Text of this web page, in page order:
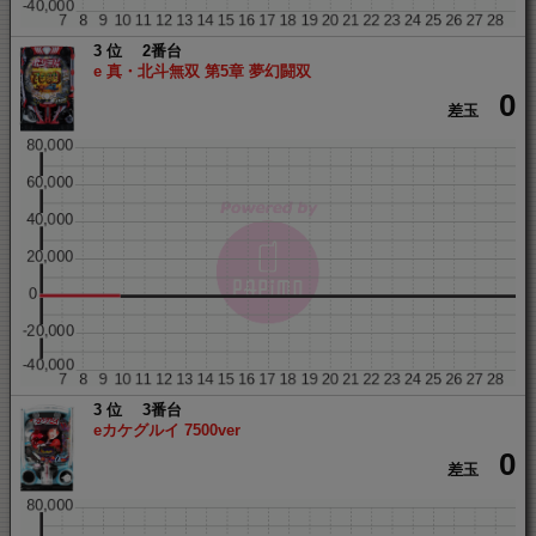
3
2番台
e 真・北斗無双 第5章 夢幻闘双
差玉 0
3
3番台
eカケグルイ 7500ver
差玉 0